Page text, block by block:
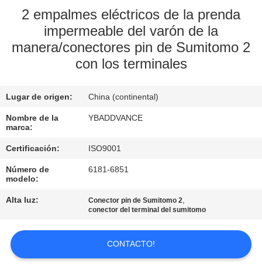
FÁBRICA
CONTROL
CALIDAD
ÉNTRENOS
EN
CONTACTO
CON
PIDA
UNA
2 empalmes eléctricos de la prenda
impermeable del varón de la
manera/conectores pin de Sumitomo 2
con los terminales
Lugar de origen: China (continental)
Nombre de la
marca:
YBADDVANCE
Certificación: ISO9001
Número de
modelo:
6181-6851
Alta luz: Conector pin de Sumitomo 2,
conector del terminal del sumitomo
CONTACTO!